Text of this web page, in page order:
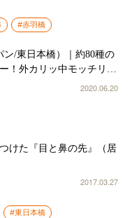
#赤羽橋
ン/東日本橋）｜約80種の
！外カリッ中モッチリ食
2020.06.20
けた『目と鼻の先』（居
2017.03.27
#東日本橋